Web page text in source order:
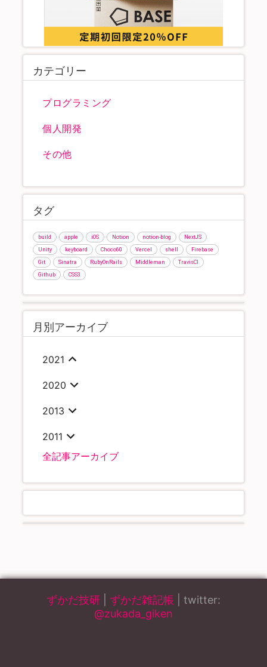
カテゴリー
プログラミング
個人開発
その他
タグ
build apple iOS Notion notion-blog NextJS
Unity keyboard Choco60 Vercel shell Firebase
Git Sinatra RubyOnRails Middleman TravisCI
Github CSS3
月別アーカイブ
2021
2020
2013
2011
全記事アーカイブ
ずかだ技研 ずかだ雑記帳 | twitter:
@zukada_giken